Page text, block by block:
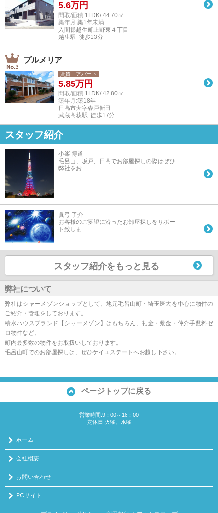
5.6万円
間取/面積:1LDK/ 44.70㎡
築年月:築1年未満
入間郡越生町上野東４丁目
越生駅 徒歩13分
プルメリア
賃貸｜アパート
5.85万円
間取/面積:1LDK/ 42.80㎡
築年月:築18年
日高市大字森戸新田
武蔵高萩駅 徒歩17分
スタッフ紹介
小峯 博道
毛呂山、坂戸、日高でお部屋探しの際はぜひ
弊社をお...
眞弓 了介
お客様のご要望に沿ったお部屋探しをサポー
ト致しま...
スタッフ紹介をもっと見る
弊社について
弊社はシャーメゾンショップとして、地元毛呂山町・埼玉医大を中心に物件の
ご紹介・管理をしております。
積水ハウスブランド【シャーメゾン】はもちろん、礼金・敷金・仲介手数料ゼ
ロ物件など、
町内最多数の物件をお取扱いしております。
毛呂山町でのお部屋探しは、ぜひケイエステートへお越し下さい。
ページトップに戻る
営業時間:9：00～18：00
定休日:火曜、水曜
ホーム
会社概要
お問い合わせ
PCサイト